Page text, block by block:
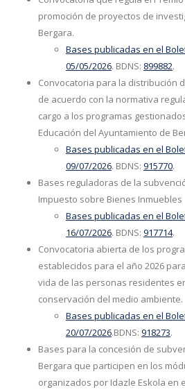
promoción de proyectos de
Bergara.
Bases publicadas en el
05/05/2026. BDNS: 899882.
Convocatoria para la distribución
de acuerdo con la normativa
cargo a los programas
Educación del Ayuntamiento de
Bases publicadas en el
09/07/2026. BDNS: 915770.
Bases reguladoras de la
Impuesto sobre Bienes Inmuebles
Bases publicadas en el
16/07/2026. BDNS: 917714.
Convocatoria abierta de los
establecidos para el año 2026
vida de las personas residentes
conservación del medio ambiente.
Bases publicadas en el
20/07/2026.BDNS: 918273.
Bases para la concesión de
Bergara que participen en los
organizados por Idazle Eskola en